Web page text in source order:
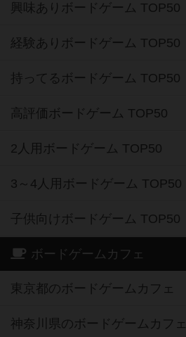
興味ありボードゲーム TOP50
経験ありボードゲーム TOP50
持ってるボードゲーム TOP50
高評価ボードゲーム TOP50
2人用ボードゲーム TOP50
3～4人用ボードゲーム TOP50
子供向けボードゲーム TOP50
ボードゲームカフェ
東京都のボードゲームカフェ
神奈川県のボードゲームカフェ